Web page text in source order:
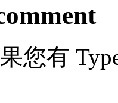
您有